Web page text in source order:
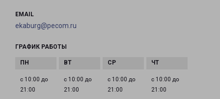
EMAIL
ekaburg@pecom.ru
ГРАФИК РАБОТЫ
с 10:00 до
21:00
с 10:00 до
21:00
с 10:00 до
21:00
с 10:00 до
21:00